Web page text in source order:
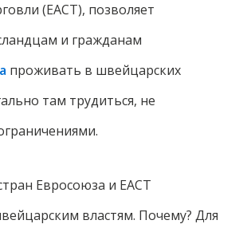
(ЕАСТ), позволяет
и гражданам
проживать в швейцарских
там трудиться, не
Евросоюза и ЕАСТ
властям. Почему? Для